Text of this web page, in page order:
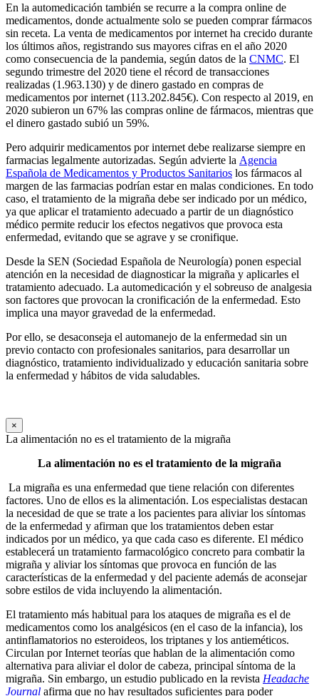
En la automedicación también se recurre a la compra online de
medicamentos, donde actualmente solo se pueden comprar fármacos
sin receta. La venta de medicamentos por internet ha crecido durante
los últimos años, registrando sus mayores cifras en el año 2020
como consecuencia de la pandemia, según datos de la CNMC. El
segundo trimestre del 2020 tiene el récord de transacciones
realizadas (1.963.130) y de dinero gastado en compras de
medicamentos por internet (113.202.845€). Con respecto al 2019, en
2020 subieron un 67% las compras online de fármacos, mientras que
el dinero gastado subió un 59%.
Pero adquirir medicamentos por internet debe realizarse siempre en
farmacias legalmente autorizadas. Según advierte la Agencia
Española de Medicamentos y Productos Sanitarios los fármacos al
margen de las farmacias podrían estar en malas condiciones. En todo
caso, el tratamiento de la migraña debe ser indicado por un médico,
ya que aplicar el tratamiento adecuado a partir de un diagnóstico
médico permite reducir los efectos negativos que provoca esta
enfermedad, evitando que se agrave y se cronifique.
Desde la SEN (Sociedad Española de Neurología) ponen especial
atención en la necesidad de diagnosticar la migraña y aplicarles el
tratamiento adecuado. La automedicación y el sobreuso de analgesia
son factores que provocan la cronificación de la enfermedad. Esto
implica una mayor gravedad de la enfermedad.
Por ello, se desaconseja el automanejo de la enfermedad sin un
previo contacto con profesionales sanitarios, para desarrollar un
diagnóstico, tratamiento individualizado y educación sanitaria sobre
la enfermedad y hábitos de vida saludables.
×
La alimentación no es el tratamiento de la migraña
La alimentación no es el tratamiento de la migraña
La migraña es una enfermedad que tiene relación con diferentes
factores. Uno de ellos es la alimentación. Los especialistas destacan
la necesidad de que se trate a los pacientes para aliviar los síntomas
de la enfermedad y afirman que los tratamientos deben estar
indicados por un médico, ya que cada caso es diferente. El médico
establecerá un tratamiento farmacológico concreto para combatir la
migraña y aliviar los síntomas que provoca en función de las
características de la enfermedad y del paciente además de aconsejar
sobre estilos de vida incluyendo la alimentación.
El tratamiento más habitual para los ataques de migraña es el de
medicamentos como los analgésicos (en el caso de la infancia), los
antinflamatorios no esteroideos, los triptanes y los antieméticos.
Circulan por Internet teorías que hablan de la alimentación como
alternativa para aliviar el dolor de cabeza, principal síntoma de la
migraña. Sin embargo, un estudio publicado en la revista Headache
Journal afirma que no hay resultados suficientes para poder